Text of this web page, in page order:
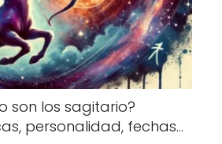
son los sagitario?
personalidad, fechas...